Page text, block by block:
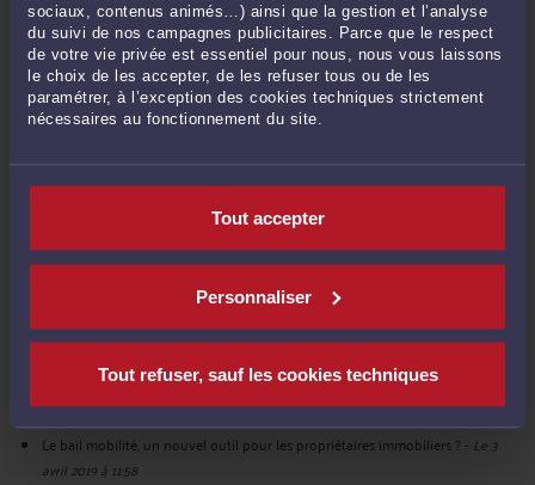
sociaux, contenus animés…) ainsi que la gestion et l’analyse
du suivi de nos campagnes publicitaires. Parce que le respect
de votre vie privée est essentiel pour nous, nous vous laissons
le choix de les accepter, de les refuser tous ou de les
paramétrer, à l’exception des cookies techniques strictement
nécessaires au fonctionnement du site.
Tout accepter
Personnaliser
Tout refuser, sauf les cookies techniques
Indivision : c'est à l'indivision et non à l'occupant de régler la taxe
d'habitation -Le 9 avril 2021 à 12:13
Les suites de la loi ELAN : la copropriété-Le 2 oct. 2020 à 12:24
Une expertise amiable ne suffit pas à condamner le constructeur défaillant
Mérules : L'agent immobilier doit consulter l'acte de vente antérieur
Un locataire sous-louant son logement sur Airbnb doit rembourser au
propriétaire les sous-loyers perçus-Le 24 sept. 2019 à 09:13
Décrêt du 27 juin 2019 : pour plus de participation aux AG de copropriété-
Le 25 juil. 2019 à 15:04
Un copropriétaire ne peut demander l'annulation d'une assemblée générale
s'il a voté pour certaines décisions-Le 7 mai 2019 à 18:29
Le bail mobilité, un nouvel outil pour les propriétaires immobiliers ?- Le 3
avril 2019 à 11:58